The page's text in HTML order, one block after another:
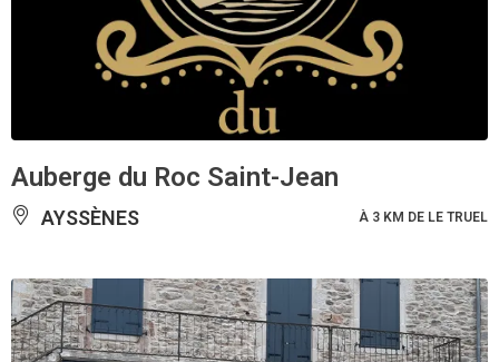
Auberge du Roc Saint-Jean
AYSSÈNES À 3 KM DE LE TRUEL